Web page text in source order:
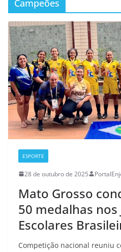
Campeões
ESPORTE
28 de outubro de 2025
Mato Grosso
50 medalhas nos
Escolares
Competição nacional reuniu